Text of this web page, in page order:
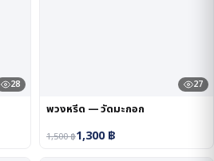
28 27
พวงหรีด — วัดมะกอก
1,500฿1,300฿